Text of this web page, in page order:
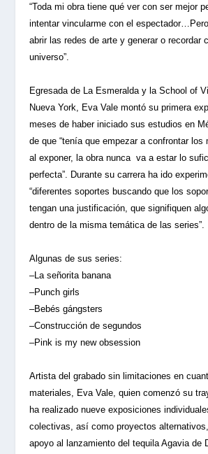
“Toda mi obra tiene qué ver con ser mejor
intentar vincularme con el
abrir las redes de arte y generar o recordar
universo”.
Egresada de La Esmeralda y la School of
Nueva York, Eva Vale montó su primera
meses de haber iniciado sus estudios en
de que “tenía que empezar a confrontar los
al exponer, la obra nunca va a estar lo
perfecta”. Durante su carrera ha ido
“diferentes soportes buscando que los
tengan una justificación, que signifiquen
dentro de la misma temática de las series”.
Algunas de sus series:
–La señorita banana
–Punch girls
–Bebés gángsters
–Construcción de segundos
–Pink is my new obsession
Artista del grabado sin limitaciones en
materiales, Eva Vale, quien comenzó su
ha realizado nueve exposiciones
colectivas, así como proyectos
apoyo al lanzamiento del tequila Agavia de